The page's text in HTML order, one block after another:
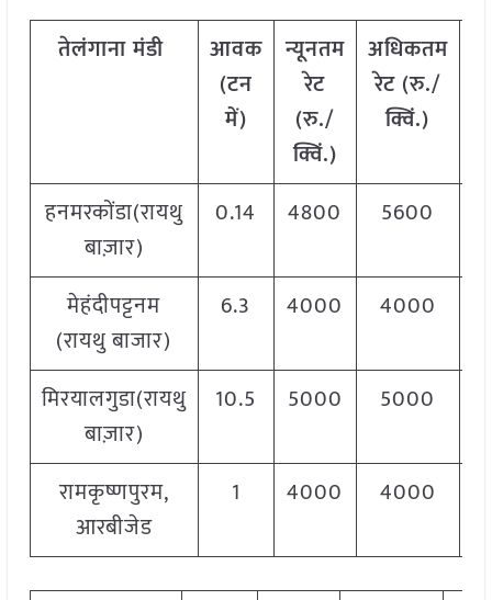
तेलंगानामंडी
आवक
(टन
में)
न्यूनतम
रेट
(रु./
क्विं.)
अधिकतम
रेट (रु./
क्विं.)
हनमरकोंडा(रायथु
बाज़ार)
0.14 4800 5600
मेहंदीपट्टनम
(रायथु बाजार)
6.3 4000 4000
मिरयालगुडा(रायथु
बाज़ार)
10.5 5000 5000
रामकृष्णपुरम,
आरबीजेड
1 4000 4000